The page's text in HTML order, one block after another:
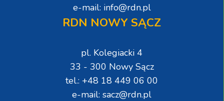
e-mail: info@rdn.pl
RDN NOWY SĄCZ
pl. Kolegiacki 4
33 - 300 Nowy Sącz
tel.: +48 18 449 06 00
e-mail: sacz@rdn.pl